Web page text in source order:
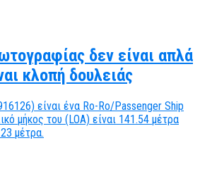
δεν είναι απλά
κλοπή δουλειάς